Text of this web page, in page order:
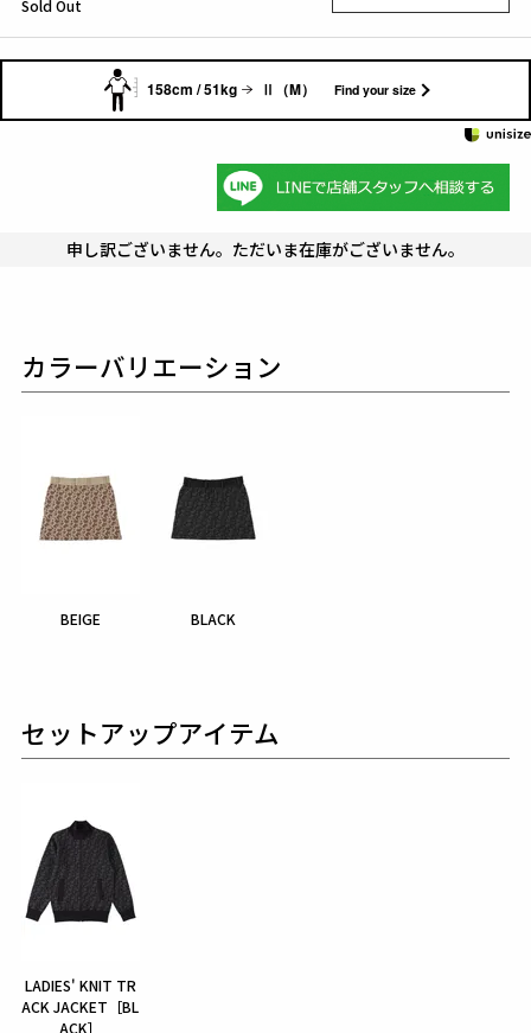
Sold Out
158cm / 51kg Ⅱ（M） Find your size
申し訳ございません。ただいま在庫がございません。
カラーバリエーション
BEIGE BLACK
セットアップアイテム
LADIES' KNIT TR
ACK JACKET［BL
ACK］